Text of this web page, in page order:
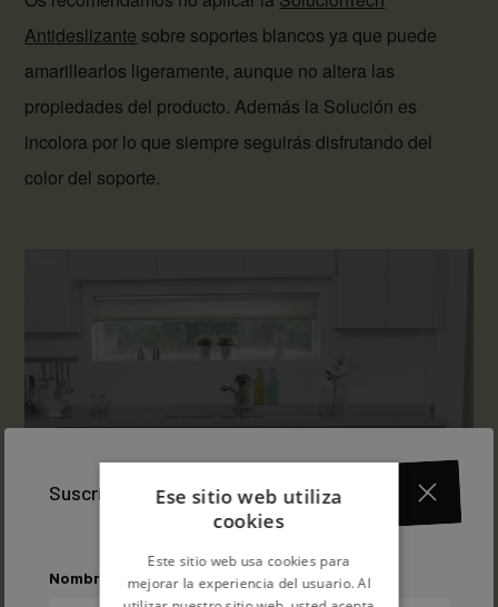
Antideslizante sobre soportes blancos ya que puede
amarillearlos ligeramente, aunque no altera las
propiedades del producto. Además la Solución es
incolora por lo que siempre seguirás disfrutando del
color del soporte.
Suscríbete a nuestra newsletter
Nombre
Ese sitio web utiliza
cookies
Este sitio web usa cookies para
mejorar la experiencia del usuario. Al